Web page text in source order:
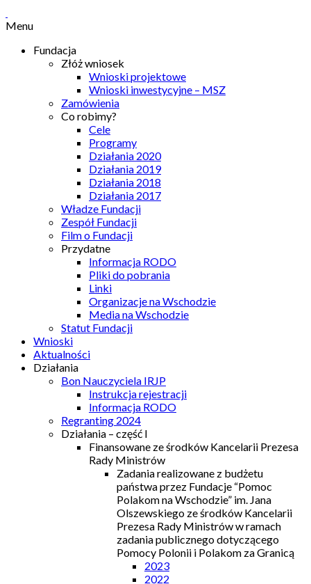
Menu
Fundacja
Złóż wniosek
Wnioski projektowe
Wnioski inwestycyjne – MSZ
Zamówienia
Co robimy?
Cele
Programy
Działania 2020
Działania 2019
Działania 2018
Działania 2017
Władze Fundacji
Zespół Fundacji
Film o Fundacji
Przydatne
Informacja RODO
Pliki do pobrania
Linki
Organizacje na Wschodzie
Media na Wschodzie
Statut Fundacji
Wnioski
Aktualności
Działania
Bon Nauczyciela IRJP
Instrukcja rejestracji
Informacja RODO
Regranting 2024
Działania – część I
Finansowane ze środków Kancelarii Prezesa
Rady Ministrów
Zadania realizowane z budżetu
państwa przez Fundacje “Pomoc
Polakom na Wschodzie” im. Jana
Olszewskiego ze środków Kancelarii
Prezesa Rady Ministrów w ramach
zadania publicznego dotyczącego
Pomocy Polonii i Polakom za Granicą
2023
2022